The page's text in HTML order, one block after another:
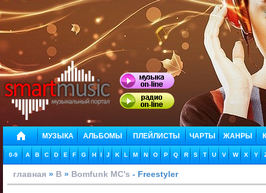
МУЗЫКА АЛЬБОМЫ ПЛЕЙЛИСТЫ ЧАРТЫ ЖАНРЫ
0-9 A B C D E F G H I J K L M N O P Q R S T U V W X Y
главная » B » Bomfunk MC's - Freestyler